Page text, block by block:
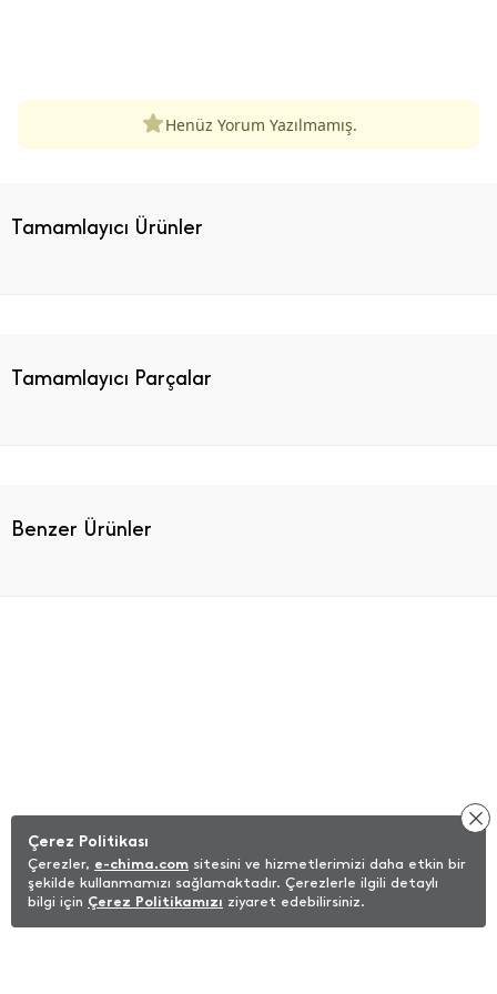
Henüz Yorum Yazılmamış.
Tamamlayıcı Ürünler
Benzer Ürünler
Tamamlayıcı Parçalar
Çerez Politikası
Çerezler, e-chima.com sitesini ve hizmetlerimizi daha etkin bir
şekilde kullanmamızı sağlamaktadır. Çerezlerle ilgili detaylı
bilgi için Çerez Politikamızı ziyaret edebilirsiniz.